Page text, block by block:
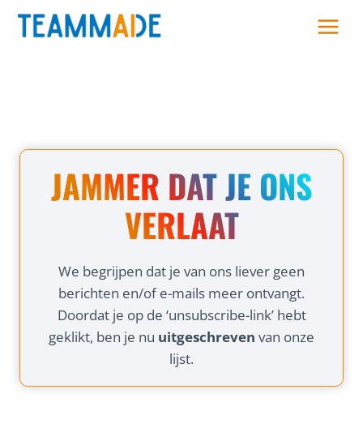
Skip
JAMMER DAT JE ONS
VERLAAT
We begrijpen dat je van ons liever geen
berichten en/of e-mails meer ontvangt.
Doordat je op de ‘unsubscribe-link’ hebt
geklikt, ben je nu uitgeschreven van onze
lijst.